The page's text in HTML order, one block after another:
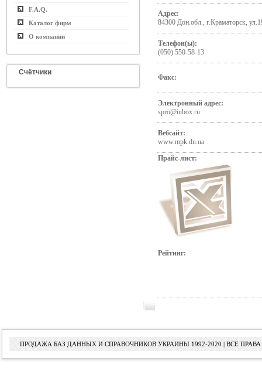
F.A.Q.
Каталог фирм
О компании
Счётчики
Адрес:
84300 Дон.обл., г.Краматорск,
Телефон(ы):
(050) 550-58-13
Факс:
Электронный адрес:
spro@inbox.ru
Вебсайт:
www.mpk.dn.ua
Прайс-лист:
Рейтинг:
ПРОДАЖА БАЗ ДАННЫХ И СПРАВОЧНИКОВ УКРАИНЫ 1992-2020 | ВСЕ